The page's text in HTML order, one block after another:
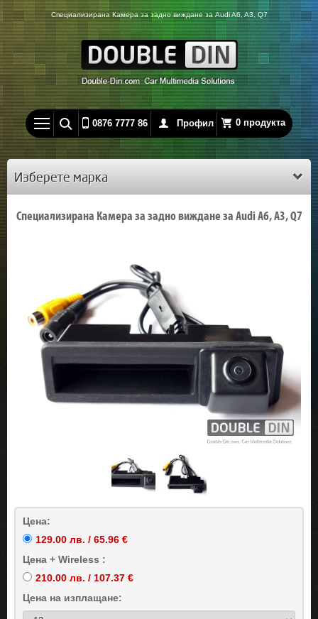
Специализирана Камера за задно виждане за Audi A6, A3, Q7
0876 7777 86 Профил 0 продукта
Изберете марка
Специализирана Камера за задно виждане за Audi A6, A3, Q7
Цена:
129.00 лв. / 65.96 €
Цена + Wireless :
210.00 лв. / 107.37 €
Цена на изплащане: